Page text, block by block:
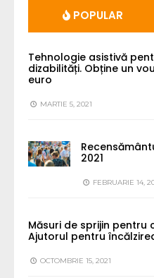
POPULAR
Tehnologie asistivă
dizabilități. Obține un
euro
MARTIE 5, 2021
2021
FEBRUARIE 14,
Măsuri de sprijin
Ajutorul pentru
OCTOMBRIE 15, 2021